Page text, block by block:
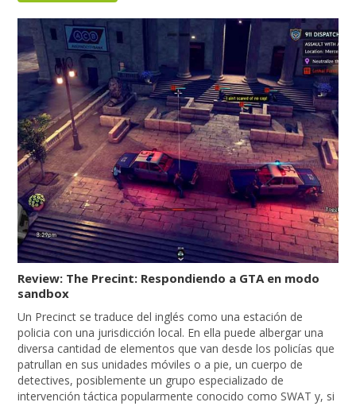
Review: The Precint: Respondiendo a GTA en modo
sandbox
Un Precinct se traduce del inglés como una estación de
policia con una jurisdicción local. En ella puede albergar una
diversa cantidad de elementos que van desde los policías que
patrullan en sus unidades móviles o a pie, un cuerpo de
detectives, posiblemente un grupo especializado de
intervención táctica popularmente conocido como SWAT y, si